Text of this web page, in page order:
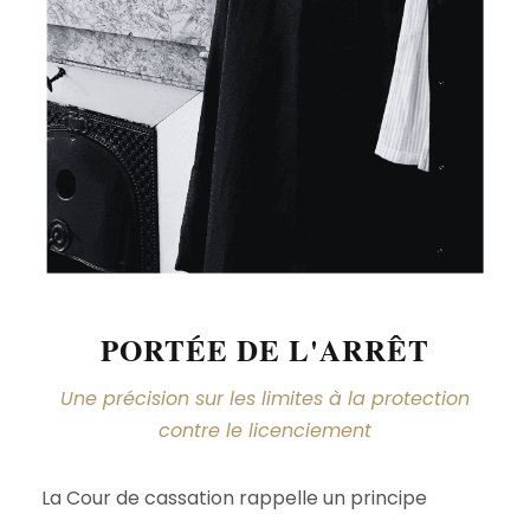
PORTÉE DE L'ARRÊT
Une précision sur les limites à la protection
contre le licenciement
La Cour de cassation rappelle un principe